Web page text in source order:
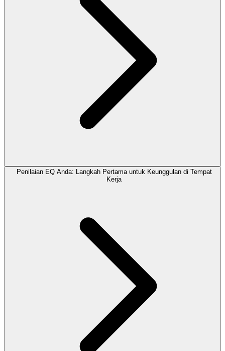
Penilaian EQ Anda: Langkah Pertama untuk Keunggulan di Tempat
Kerja